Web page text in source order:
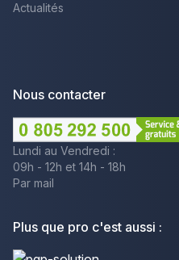
Actualités
Nous contacter
Lundi au Vendredi :
09h - 12h et 14h - 18h
Par mail
Plus que pro c'est aussi :